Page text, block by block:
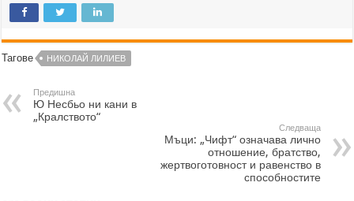
Тагове НИКОЛАЙ ЛИЛИЕВ
Предишна
Ю Несбьо ни кани в
„Кралството“
Следваща
Мъци: „Чифт“ означава лично
отношение, братство,
жертвоготовност и равенство в
способностите